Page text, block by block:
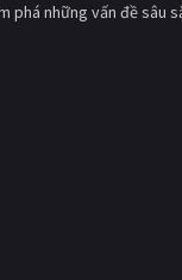
phá những vấn đề sâu